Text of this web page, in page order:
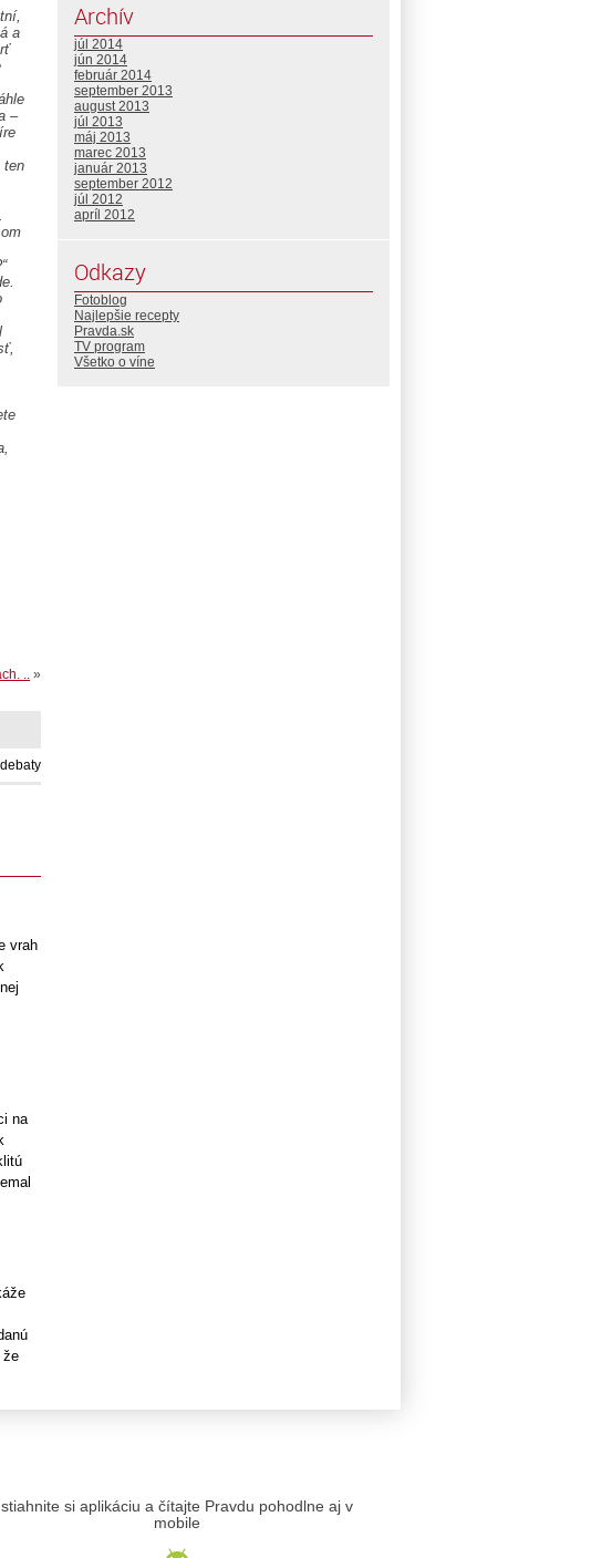
a
–
ten
.. »
vrah
na
že
Archív
júl 2014
jún 2014
február 2014
september 2013
august 2013
júl 2013
máj 2013
marec 2013
január 2013
september 2012
júl 2012
apríl 2012
Odkazy
Fotoblog
Najlepšie recepty
Pravda.sk
TV program
Všetko o víne
stiahnite si aplikáciu a čítajte Pravdu pohodlne aj v
mobile